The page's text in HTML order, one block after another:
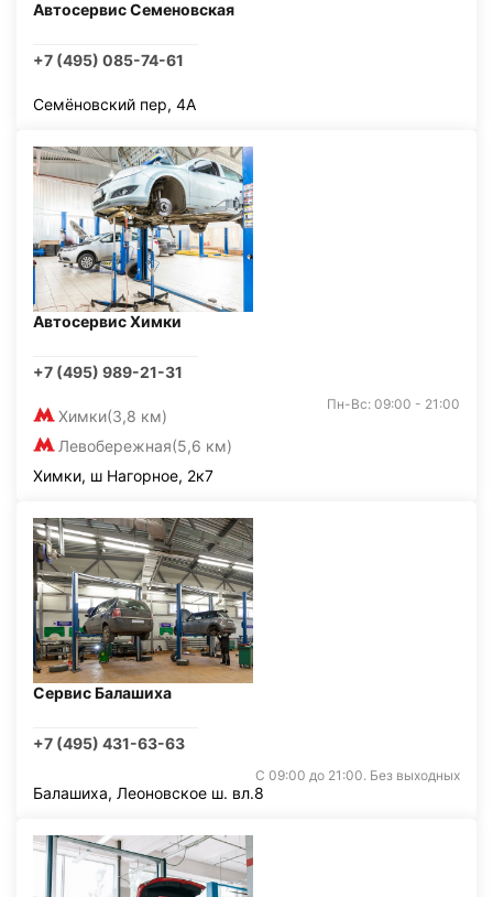
Автосервис Семеновская
+7 (495) 085-74-61
Семёновский пер, 4А
Автосервис Химки
+7 (495) 989-21-31
Химки(3,8 км)
Левобережная(5,6 км)
Пн-Вс: 09:00 - 21:00
Химки, ш Нагорное, 2к7
Сервис Балашиха
+7 (495) 431-63-63
С 09:00 до 21:00. Без выходных
Балашиха, Леоновское ш. вл.8